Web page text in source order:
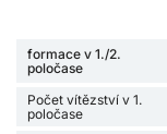
formace v 1./2.
poločase
Počet vítězství v 1.
poločase